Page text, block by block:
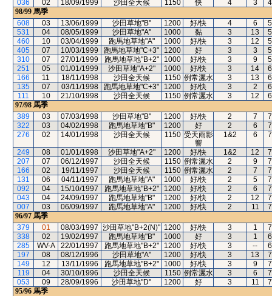
036
02 18/09/1999 沙田全天候 1150 快 4 3
98/99 馬季
608
03 13/06/1999 沙田草地"B" 1200 好/快 4 6
531
04 08/05/1999 沙田草地"A" 1000 黏 3 13
460
10 03/04/1999 跑馬地草地"A" 1000 好/快 3 12
405
07 10/03/1999 跑馬地草地"C+3" 1200 好 3 3
310
07 27/01/1999 跑馬地草地"B+2" 1000 好/快 3 9
251
05 01/01/1999 沙田草地"A+2" 1000 好/快 3 14
166
11 18/11/1998 沙田全天候 1150 例常灑水 3 13
135
07 03/11/1998 跑馬地草地"C+3" 1200 好/快 3 2
111
10 21/10/1998 沙田全天候 1150 例常灑水 3 12
97/98 馬季
389
03 07/03/1998 沙田草地"B" 1200 好/快 2 7
322
03 04/02/1998 跑馬地草地"B" 1200 好 2 6
276
02 14/01/1998 沙田全天候 1150 受天雨影
響
1&2 6
249 08 01/01/1998 沙田草地"A+2" 1200 好/快 1&2 12
207
07 06/12/1997 沙田全天候 1150 例常灑水 2 9
166
02 19/11/1997 沙田全天候 1150 例常灑水 2 7
131
06 04/11/1997 跑馬地草地"A" 1000 好/快 2 5
092
04 15/10/1997 跑馬地草地"B+2" 1200 好/快 2 6
043
04 24/09/1997 跑馬地草地"B" 1200 好/快 2 12
007
03 06/09/1997 跑馬地草地"A" 1200 好/快 2 11
96/97 馬季
379
01 08/03/1997 沙田草地"B+2(N)" 1200 好/快 3 1
338
02 19/02/1997 跑馬地草地"B" 1000 好 3 1
285
WV-A 22/01/1997 跑馬地草地"B+2" 1200 好/快 3 --
197
08 08/12/1996 沙田草地"A" 1200 好/快 3 13
149
12 13/11/1996 跑馬地草地"B+2" 1000 好/快 3 9
119
04 30/10/1996 沙田全天候 1150 例常灑水 3 6
053
09 28/09/1996 沙田草地"D" 1200 好 3 11
95/96 馬季